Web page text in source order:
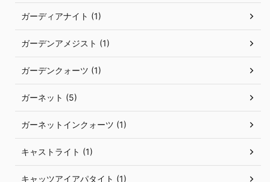
ガーディアナイト (1)
ガーデンアメジスト (1)
ガーデンクォーツ (1)
ガーネット (5)
ガーネットインクォーツ (1)
キャストライト (1)
キャッツアイアパタイト (1)